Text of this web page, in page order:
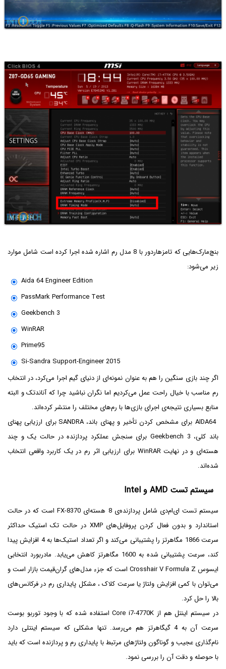
بنچ‌مارک‌هایی که تامزهاردور با 8 مدل رم اشاره شده اجرا کرده است شامل موارد
زیر می‌شود:
Aida 64 Engineer Edition
PassMark Performance Test
Geekbench 3
WinRAR
Prime95
Si-Sandra Support-Engineer 2015
اگر چند بازی سنگین را هم به عنوان نمونه‌ای از دنیای گیم اجرا می‌کرد، در انتخاب
رم مناسب با خیال راحت عمل می‌کردیم اما نگران نباشید چرا که آناندتک و البته
منابع بسیاری نتیجه‌ی اجرای بازی‌ها با رم‌های مختلف را منتشر کرده‌اند.
AIDA64 برای مشخص کردن تأخیر و پهنای باند، SANDRA برای ارزیابی پهنای
باند کلی، Geekbench 3 برای سنجش عملکرد پردازنده در حالت یک و چند
هسته‌ای و در نهایت WinRAR برای ارزیابی اثر رم در یک کاربرد واقعی انتخاب
شده‌اند.
سیستم تست AMD و Intel
سیستم تست ای‌ام‌دی شامل پردازنده‌ی 8 هسته‌ای FX-8370 است که در حالت
استاندارد و بدون فعال کردن پروفایل‌های XMP در حالت تک استیک حداکثر
سرعت 1866 مگاهرتز را پشتیبانی می‌کند و اگر تعداد استیک‌ها به 4 افزایش پیدا
کند، سرعت پشتیبانی شده به 1600 مگاهرتز کاهش می‌یابد. مادربورد انتخابی
ایسوس Crosshair V Formula Z است که جزء مدل‌های گران‌قیمت بازار است و
می‌توان با کمی افزایش ولتاژ یا سرعت کلاک ، مشکل پایداری رم در فرکانس‌های
بالا را حل کرد.
در سیستم اینتل هم از Core i7-4770K استفاده شده که با وجود توربو بوست
سرعت آن به 4 گیگاهرتز هم می‌رسد. تنها مشکلی که سیستم اینتلی دارد
نام‌گذاری عجیب و گوناگون ولتاژهای مرتبط با پایداری رم و پردازنده است که باید
با حوصله و دقت آن را بررسی نمود.